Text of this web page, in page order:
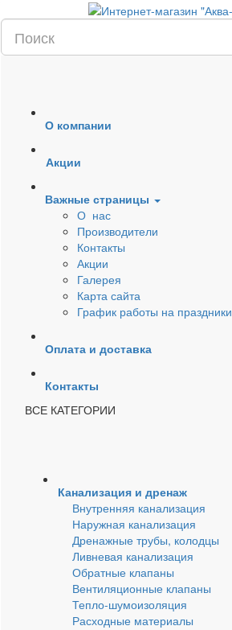
О компании
Акции
Важные страницы
О нас
Производители
Контакты
Акции
Галерея
Карта сайта
График работы на праздники
Оплата и доставка
Контакты
ВСЕ КАТЕГОРИИ
Канализация и дренаж
Внутренняя канализация
Наружная канализация
Дренажные трубы, колодцы
Ливневая канализация
Обратные клапаны
Вентиляционные клапаны
Тепло-шумоизоляция
Расходные материалы